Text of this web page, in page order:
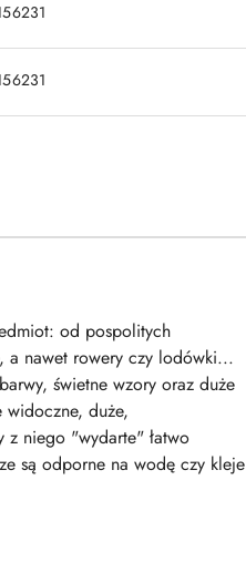
od pospolitych
a nawet rowery czy lodówki...
świetne wzory oraz duże
widoczne, duże,
z niego "wydarte" łatwo
są odporne na wodę czy kleje